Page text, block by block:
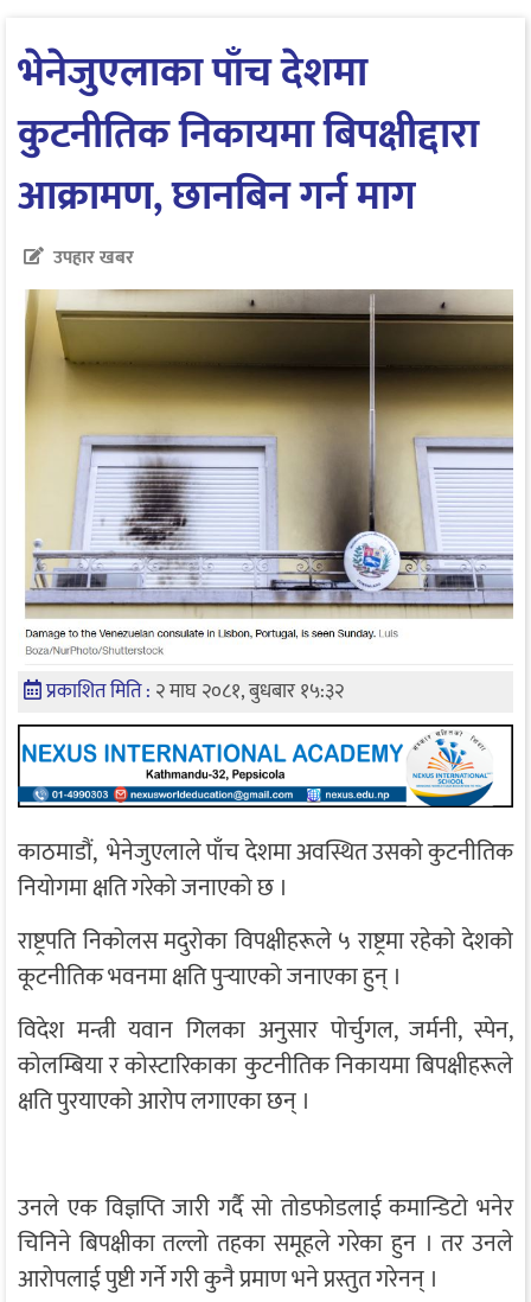
भेनेजुएलाका पाँच देशमा
कुटनीतिक निकायमा बिपक्षीद्दारा
आक्रामण, छानबिन गर्न माग
उपहार खबर
प्रकाशित मिति : २ माघ २०८१, बुधबार १५:३२
काठमाडौं, भेनेजुएलाले पाँच देशमा अवस्थित उसको कुटनीतिक
नियोगमा क्षति गरेको जनाएको छ ।
राष्ट्रपति निकोलस मदुरोका विपक्षीहरूले ५ राष्ट्रमा रहेको देशको
कूटनीतिक भवनमा क्षति पुर्‍याएको जनाएका हुन् ।
विदेश मन्त्री यवान गिलका अनुसार पोर्चुगल, जर्मनी, स्पेन,
कोलम्बिया र कोस्टारिकाका कुटनीतिक निकायमा बिपक्षीहरूले
क्षति पुरयाएको आरोप लगाएका छन् ।
उनले एक विज्ञप्ति जारी गर्दै सो तोडफोडलाई कमान्डिटो भनेर
चिनिने बिपक्षीका तल्लो तहका समूहले गरेका हुन । तर उनले
आरोपलाई पुष्टी गर्ने गरी कुनै प्रमाण भने प्रस्तुत गरेनन् ।